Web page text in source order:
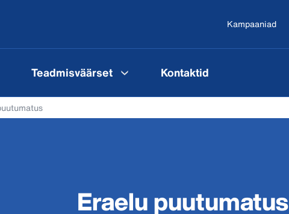
Kampaaniad
Teadmisväärset Kontaktid
Eraelu puutumatus